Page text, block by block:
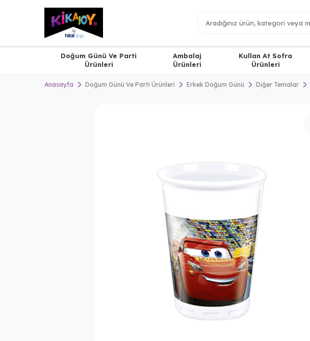
Doğum Günü Ve Parti
Ürünleri
Ambalaj
Ürünleri
Kullan At Sofra
Ürünleri
Anasayfa Doğum Günü Ve Parti Ürünleri Erkek Doğum Günü Diğer Temalar